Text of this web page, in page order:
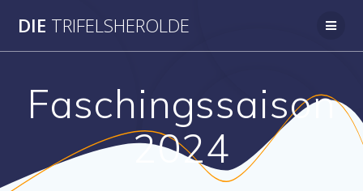
DIE TRIFELSHEROLDE
Faschingssaison
2024